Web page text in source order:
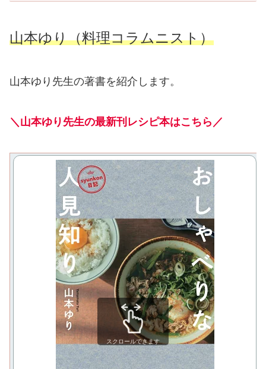
山本ゆり（料理コラムニスト）
山本ゆり先生の著書を紹介します。
＼山本ゆり先生の最新刊レシピ本はこちら／
スクロールできます